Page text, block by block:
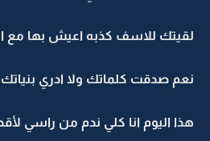
لقيتك للاسف كذبه اعيش بها مع
نعم صدقت كلماتك ولا ادري بنياتك
هذا اليوم انا كلي ندم من راسي